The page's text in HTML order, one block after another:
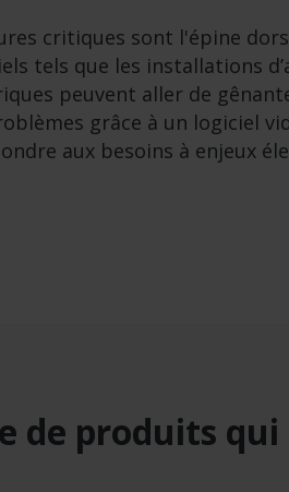
critiques sont l'épine
tels que les installations
peuvent aller de
grâce à un logiciel
aux besoins à enjeux
de produits